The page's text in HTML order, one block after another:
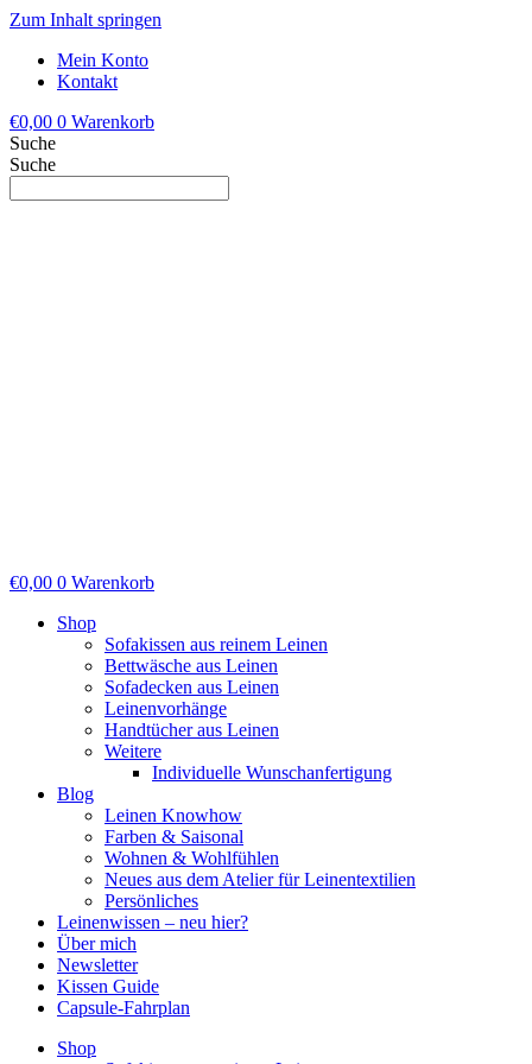
Zum Inhalt springen
Mein Konto
Kontakt
€0,00 0 Warenkorb
Suche
Suche
€0,00 0 Warenkorb
Shop
Sofakissen aus reinem Leinen
Bettwäsche aus Leinen
Sofadecken aus Leinen
Leinenvorhänge
Handtücher aus Leinen
Weitere
Individuelle Wunschanfertigung
Blog
Leinen Knowhow
Farben & Saisonal
Wohnen & Wohlfühlen
Neues aus dem Atelier für Leinentextilien
Persönliches
Leinenwissen – neu hier?
Über mich
Newsletter
Kissen Guide
Capsule-Fahrplan
Shop